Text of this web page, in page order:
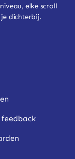
elke scroll
dichterbij.
feedback